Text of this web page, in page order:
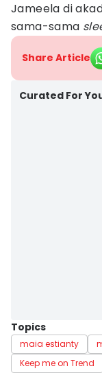
Jameela di
sama-sama
Share Article
Curated For
Topics
maia estianty
Keep me on Trend